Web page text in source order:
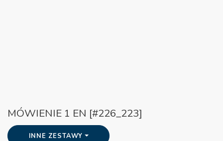
MÓWIENIE 1 EN [#226_223]
INNE ZESTAWY